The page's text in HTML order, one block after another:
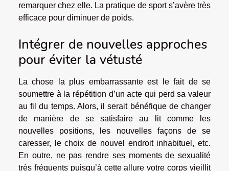
remarquer chez elle. La pratique de sport s’avère très
efficace pour diminuer de poids.
Intégrer de nouvelles approches
pour éviter la vétusté
La chose la plus embarrassante est le fait de se
soumettre à la répétition d’un acte qui perd sa valeur
au fil du temps. Alors, il serait bénéfique de changer
de manière de se satisfaire au lit comme les
nouvelles positions, les nouvelles façons de se
caresser, le choix de nouvel endroit inhabituel, etc.
En outre, ne pas rendre ses moments de sexualité
très fréquents puisqu’à cette allure votre corps vieillit